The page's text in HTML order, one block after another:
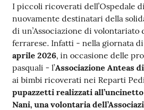
A
m
m
i
n
i
s
t
I piccoli ricoverati dell’Ospedale
nuovamente destinatari della
di un’Associazione di
ferrarese. Infatti - nella giornata
aprile 2026, in occasione delle
pasquali - l’Associazione Anteas
ai bimbi ricoverati nei Reparti
pupazzetti realizzati
Nani, una volontaria